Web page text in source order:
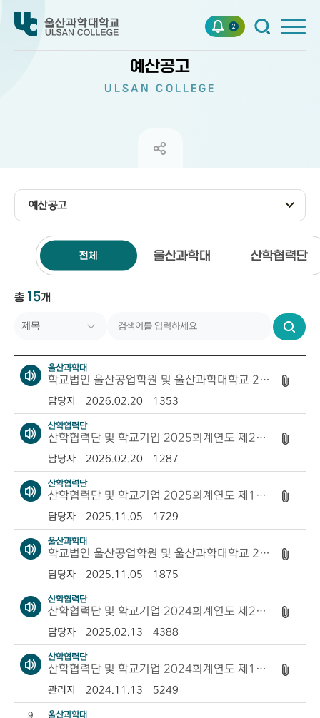
2
예산공고
ULSAN COLLEGE
예산공고
전체 울산과학대 산학협력단
총 15개
검
색
번호
제목
작성자
조회수
울산과학대
학교법인 울산공업학원 및 울산과학대학교 2025회계연도 제2회 추가경정 예산 및 2026회계연도 예산...
담당자 2026.02.20 1353
산학협력단
산학협력단 및 학교기업 2025회계연도 제2회 추경예산 및 2026회계연도 예산 공개
담당자 2026.02.20 1287
산학협력단
산학협력단 및 학교기업 2025회계연도 제1회 추경예산 공고
담당자 2025.11.05 1729
울산과학대
학교법인 울산공업학원 및 울산과학대학교 2025회계연도 제1회 추가경정 예산 공개
담당자 2025.11.05 1875
산학협력단
산학협력단 및 학교기업 2024회계연도 제2회 추경예산 및 2025회계연도 예산 공고
담당자 2025.02.13 4388
산학협력단
산학협력단 및 학교기업 2024회계연도 제1회 추경예산 공고
관리자 2024.11.13 5249
9 울산과학대